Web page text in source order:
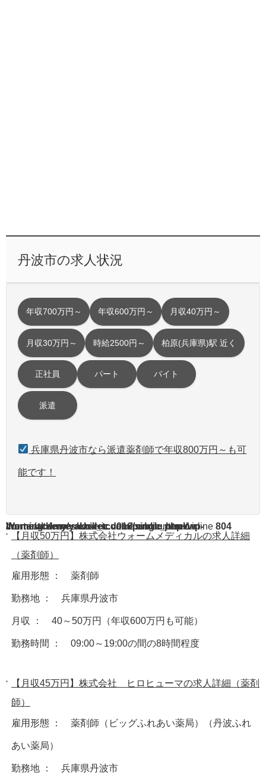
丹波市の求人状況
年収700万円～ 年収600万円～ 月収40万円～
月収30万円～ 時給2500円～ 柏原(兵庫県)駅 近く
正社員 パート バイト
派遣
兵庫県丹波市なら派遣薬剤師で年収800万円～も可
能です！
Warning: A non-numeric value encountered in
/home/acdmy/yaku-rec.com/public_html/wp-content/themes/chill_tcd016/single.phpon line 804
【月収50万円】株式会社ウォームメディカルの求人詳細
（薬剤師）
雇用形態 ： 薬剤師
勤務地 ： 兵庫県丹波市
月収 ： 40～50万円（年収600万円も可能）
勤務時間 ： 09:00～19:00の間の8時間程度
【月収45万円】株式会社 ヒロヒューマの求人詳細（薬剤
師）
雇用形態 ： 薬剤師（ビッグふれあい薬局）（丹波ふれ
あい薬局）
勤務地 ： 兵庫県丹波市